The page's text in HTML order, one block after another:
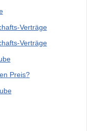
Verträge
Verträge
Preis?